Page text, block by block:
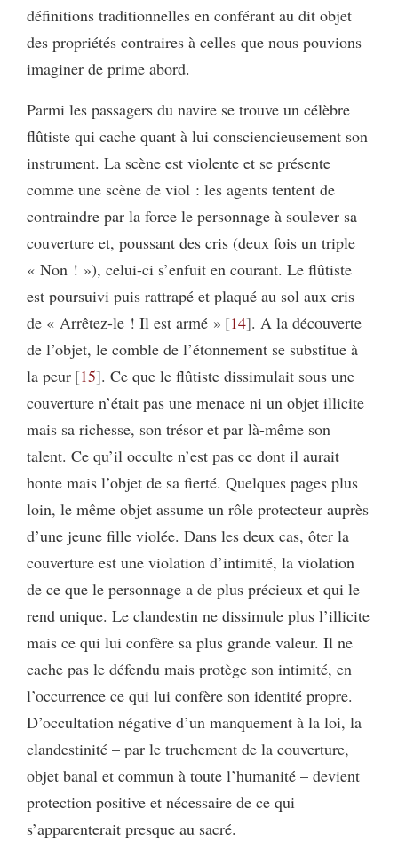
définitions traditionnelles en conférant au dit objet
des propriétés contraires à celles que nous pouvions
imaginer de prime abord.
Parmi les passagers du navire se trouve un célèbre
flûtiste qui cache quant à lui consciencieusement son
instrument. La scène est violente et se présente
comme une scène de viol : les agents tentent de
contraindre par la force le personnage à soulever sa
couverture et, poussant des cris (deux fois un triple
« Non ! »), celui-ci s’enfuit en courant. Le flûtiste
est poursuivi puis rattrapé et plaqué au sol aux cris
de « Arrêtez-le ! Il est armé » 14 . A la découverte
de l’objet, le comble de l’étonnement se substitue à
la peur 15 . Ce que le flûtiste dissimulait sous une
couverture n’était pas une menace ni un objet illicite
mais sa richesse, son trésor et par là-même son
talent. Ce qu’il occulte n’est pas ce dont il aurait
honte mais l’objet de sa fierté. Quelques pages plus
loin, le même objet assume un rôle protecteur auprès
d’une jeune fille violée. Dans les deux cas, ôter la
couverture est une violation d’intimité, la violation
de ce que le personnage a de plus précieux et qui le
rend unique. Le clandestin ne dissimule plus l’illicite
mais ce qui lui confère sa plus grande valeur. Il ne
cache pas le défendu mais protège son intimité, en
l’occurrence ce qui lui confère son identité propre.
D’occultation négative d’un manquement à la loi, la
clandestinité – par le truchement de la couverture,
objet banal et commun à toute l’humanité – devient
protection positive et nécessaire de ce qui
s’apparenterait presque au sacré.